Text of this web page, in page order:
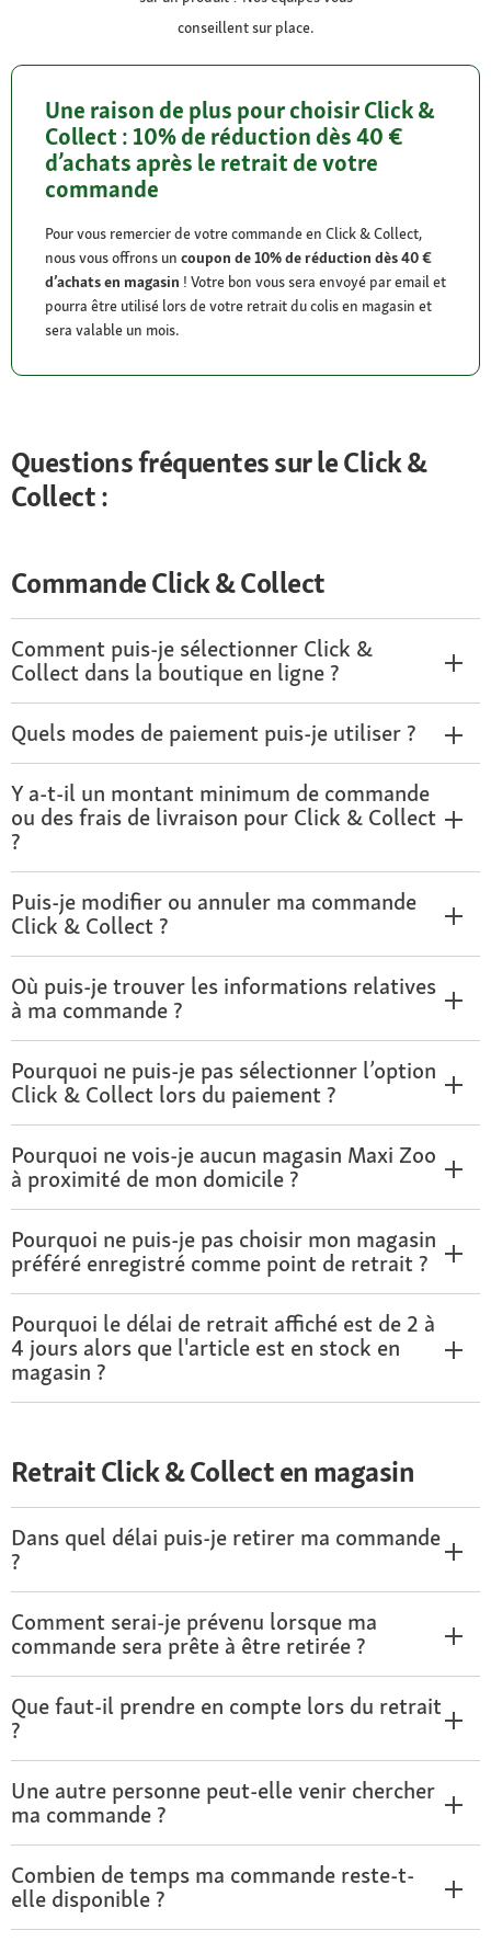
conseillent sur place.
Une raison de plus pour choisir Click &
Collect : 10% de réduction dès 40 €
d’achatsaprès le retrait de votre
commande
Pour vous remercier de votre commande en Click & Collect,
nous vous offrons un coupon de 10% de réduction dès 40 €
d’achats en magasin ! Votre bon vous sera envoyé par email et
pourra être utilisé lors de votre retrait du colis en magasin et
sera valable un mois.
Questions fréquentes sur le Click &
Collect :
Commande Click & Collect
Comment puis-je sélectionner Click &
Collect dans la boutique en ligne ?
Quels modes de paiement puis-je utiliser ?
Y a-t-il un montant minimum de commande
ou des frais de livraison pour Click & Collect
?
Puis-je modifier ou annuler ma commande
Click & Collect ?
Où puis-je trouver les informations relatives
à ma commande ?
Pourquoi ne puis-je pas sélectionner l’option
Click & Collect lors du paiement ?
Pourquoi ne vois-je aucun magasin Maxi Zoo
à proximité de mon domicile ?
Pourquoi ne puis-je pas choisir mon magasin
préféré enregistré comme point de retrait ?
Pourquoi le délai de retrait affiché est de 2 à
4 jours alors que l'article est en stock en
magasin ?
Retrait Click & Collect en magasin
Dans quel délai puis-je retirer ma commande
?
Comment serai-je prévenu lorsque ma
commande sera prête à être retirée ?
Que faut-il prendre en compte lors du retrait
?
Une autre personne peut-elle venir chercher
ma commande ?
Combien de temps ma commande reste-t-
elle disponible ?